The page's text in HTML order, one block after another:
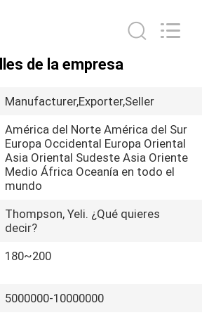
de la empresa
Manufacturer,Exporter,Seller
América del Norte América del Sur
Europa Occidental Europa Oriental
Asia Oriental Sudeste Asia Oriente
Medio África Oceanía en todo el
mundo
Thompson, Yeli. ¿Qué quieres
decir?
180~200
5000000-10000000